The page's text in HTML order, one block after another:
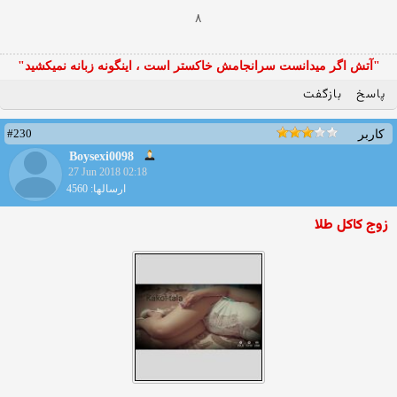
۸
"آتش اگر ميدانست سرانجامش خاكستر است ، اينگونه زبانه نميكشيد"
پاسخ بازگفت
کاربر
#230
Boysexi0098
27 Jun 2018 02:18
ارسالها: 4560
زوج کاکل طلا